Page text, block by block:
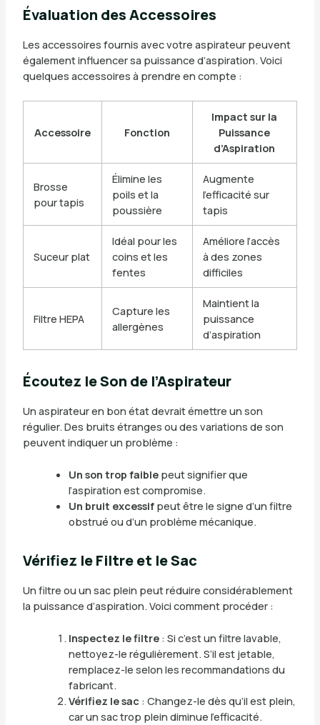
Évaluation des Accessoires
Les accessoires fournis avec votre aspirateur peuvent
également influencer sa puissance d’aspiration. Voici
quelques accessoires à prendre en compte :
Accessoire Fonction
Impact sur la
Puissance
d’Aspiration
Brosse
pour tapis
Élimine les
poils et la
poussière
Augmente
l’efficacité sur
tapis
Suceur plat
Idéal pour les
coins et les
fentes
Améliore l’accès
à des zones
difficiles
Filtre HEPA
Capture les
allergènes
Maintient la
puissance
d’aspiration
Écoutez le Son de l’Aspirateur
Un aspirateur en bon état devrait émettre un son
régulier. Des bruits étranges ou des variations de son
peuvent indiquer un problème :
Un son trop faiblepeut signifier que
l’aspiration est compromise.
Un bruit excessifpeut être le signe d’un filtre
obstrué ou d’un problème mécanique.
Vérifiez le Filtre et le Sac
Un filtre ou un sac plein peut réduire considérablement
la puissance d’aspiration. Voici comment procéder :
Inspectez le filtre: Si c’est un filtre lavable,
nettoyez-le régulièrement. S’il est jetable,
remplacez-le selon les recommandations du
fabricant.
Vérifiez le sac: Changez-le dès qu’il est plein,
car un sac trop plein diminue l’efficacité.